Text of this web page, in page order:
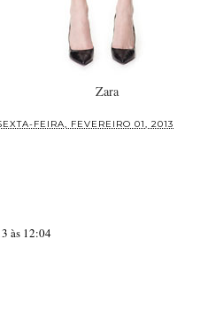
Zara
FEIRA, FEVEREIRO 01, 2013
às 12:04